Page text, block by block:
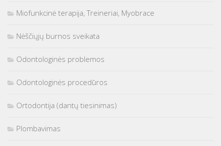
Miofunkcinė terapija, Treineriai, Myobrace
Nėščiųjų burnos sveikata
Odontologinės problemos
Odontologinės procedūros
Ortodontija (dantų tiesinimas)
Plombavimas